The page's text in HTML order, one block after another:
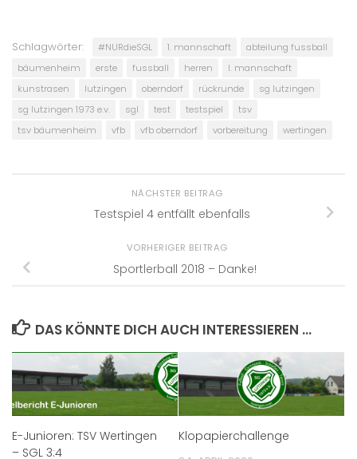
Schlagwörter: #NURdieSGL 1. mannschaft
abteilung fussball
bäumenheim
erste fussball herren
I. mannschaft
kunstrasen
lutzingen oberndorf rückrunde
sg lutzingen
sg lutzingen 1973 e.v.
sgl test testspiel
tsv
tsv bäumenheim
vfb vfb oberndorf vorbereitung wertingen
NÄCHSTER BEITRAG
Testspiel 4 entfällt ebenfalls
VORHERIGER BEITRAG
Sportlerball 2018 – Danke!
DAS KÖNNTE DICH AUCH INTERESSIEREN …
E-Junioren: TSV Wertingen
– SGL 3:4
Klopapierchallenge